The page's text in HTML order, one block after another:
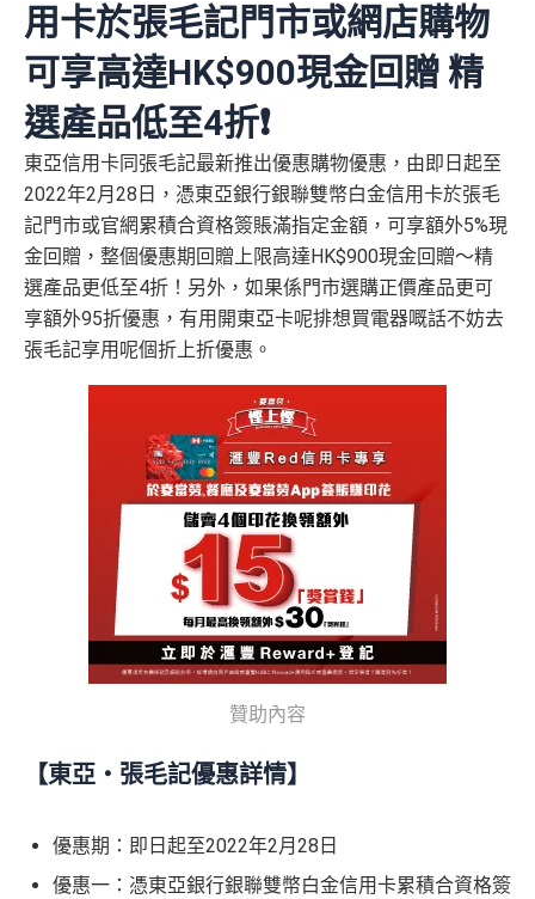
用卡於張毛記門市或網店購物
可享高達HK$900現金回贈 精
選產品低至4折❗️
東亞信用卡同張毛記最新推出優惠購物優惠，由即日起至
2022年2月28日，憑東亞銀行銀聯雙幣白金信用卡於張毛
記門市或官網累積合資格簽賬滿指定金額，可享額外5%現
金回贈，整個優惠期回贈上限高達HK$900現金回贈～精
選產品更低至4折！另外，如果係門市選購正價產品更可
享額外95折優惠，有用開東亞卡呢排想買電器嘅話不妨去
張毛記享用呢個折上折優惠。
贊助內容
【東亞・張毛記優惠詳情】
優惠期：即日起至2022年2月28日
優惠一：憑東亞銀行銀聯雙幣白金信用卡累積合資格簽